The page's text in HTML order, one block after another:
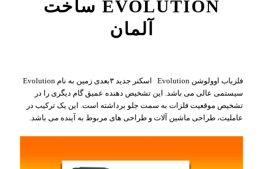
EVOLUTION ساخت
آلمان
فلزیاب اوولوشن Evolution اسکنر جدید ۳بعدی زمین به نام Evolution
سیستمی عالی می باشد. این تشخیص دهنده عمیق گام دیگری را در
تشخیص موقعیت فلزات به سمت جلو برداشته است. این یک ترکیب در
عاملیت، طراحی ماشین آلات و طراحی های مربوط به آینده می باشد.